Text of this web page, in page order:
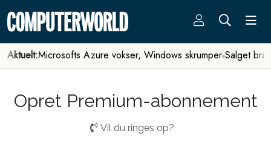
Aktuelt:Microsofts Azure vokser, Windows skrumper Salget
Opret Premium-abonnement
Vil du ringes op?